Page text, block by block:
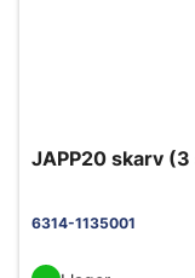
JAPP20 skarv
6314-1135001